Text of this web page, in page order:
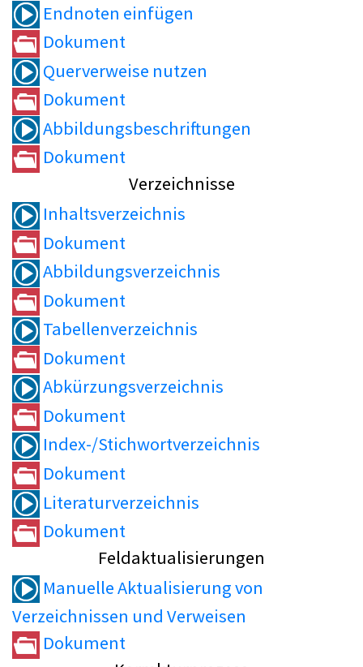
Endnoten einfügen
Dokument
Querverweise nutzen
Dokument
Abbildungsbeschriftungen
Dokument
Verzeichnisse
Inhaltsverzeichnis
Dokument
Abbildungsverzeichnis
Dokument
Tabellenverzeichnis
Dokument
Abkürzungsverzeichnis
Dokument
Index-/Stichwortverzeichnis
Dokument
Literaturverzeichnis
Dokument
Feldaktualisierungen
Manuelle Aktualisierung von
Verzeichnissen und Verweisen
Dokument